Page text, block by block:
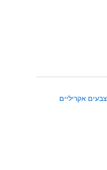
צבעים אקריליים